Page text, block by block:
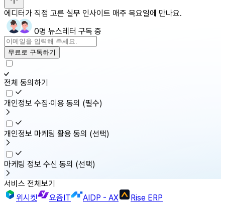
에디터가 직접 고른 실무 인사이트 매주 목요일에 만나요.
0명 뉴스레터 구독 중
무료로 구독하기
전체 동의하기
개인정보 수집·이용 동의 (필수)
개인정보 마케팅 활용 동의 (선택)
마케팅 정보 수신 동의 (선택)
서비스 전체보기
위시켓
요즘IT AIDP - AX Rise ERP